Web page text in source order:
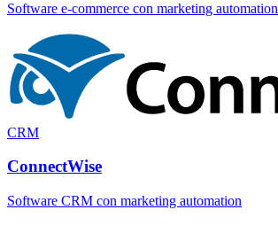
Software e-commerce con marketing automation
CRM
ConnectWise
Software CRM con marketing automation